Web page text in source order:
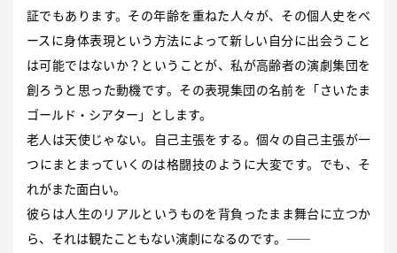
証でもあります。その年齢を重ねた人々が、その個人史をベ
ースに身体表現という方法によって新しい自分に出会うこと
は可能ではないか？ということが、私が高齢者の演劇集団を
創ろうと思った動機です。その表現集団の名前を「さいたま
ゴールド・シアター」とします。
老人は天使じゃない。自己主張をする。個々の自己主張が一
つにまとまっていくのは格闘技のように大変です。でも、そ
れがまた面白い。
彼らは人生のリアルというものを背負ったまま舞台に立つか
ら、それは観たこともない演劇になるのです。——